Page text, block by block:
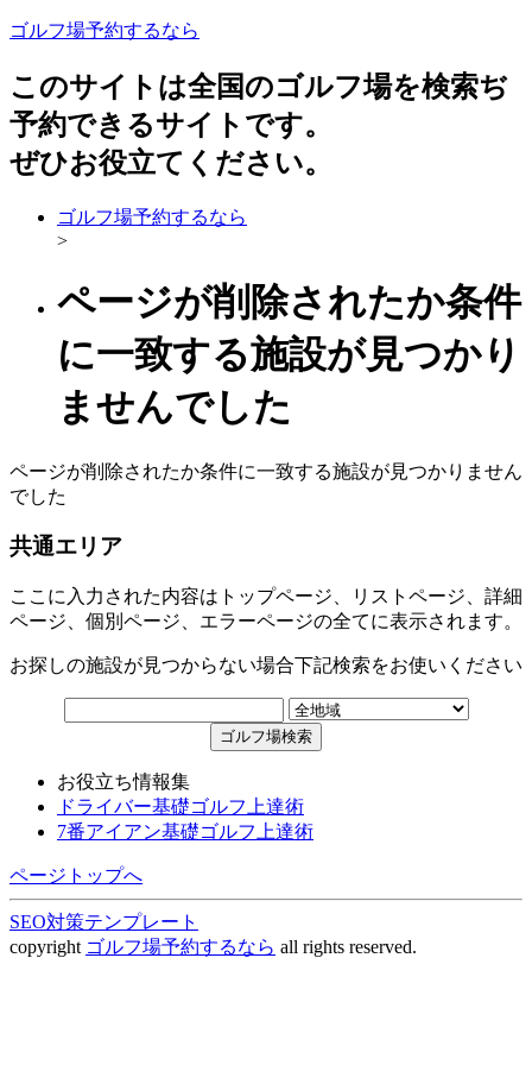
ゴルフ場予約するなら
このサイトは全国のゴルフ場を検索ぢ
予約できるサイトです。
ぜひお役立てください。
ゴルフ場予約するなら
>
ページが削除されたか条件
に一致する施設が見つかり
ませんでした
ページが削除されたか条件に一致する施設が見つかりません
でした
共通エリア
ここに入力された内容はトップページ、リストページ、詳細
ページ、個別ページ、エラーページの全てに表示されます。
お探しの施設が見つからない場合下記検索をお使いください
お役立ち情報集
ドライバー基礎ゴルフ上達術
7番アイアン基礎ゴルフ上達術
ページトップへ
SEO対策テンプレート
copyright ゴルフ場予約するなら all rights reserved.